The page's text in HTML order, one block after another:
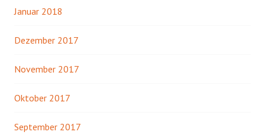
Januar 2018
Dezember 2017
November 2017
Oktober 2017
September 2017